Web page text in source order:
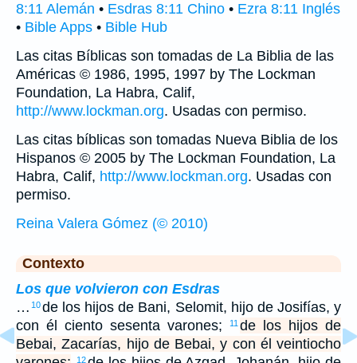
8:11 Alemán • Esdras 8:11 Chino • Ezra 8:11 Inglés
• Bible Apps • Bible Hub
Las citas Bíblicas son tomadas de La Biblia de las
Américas © 1986, 1995, 1997 by The Lockman
Foundation, La Habra, Calif,
http://www.lockman.org. Usadas con permiso.
Las citas bíblicas son tomadas Nueva Biblia de los
Hispanos © 2005 by The Lockman Foundation, La
Habra, Calif, http://www.lockman.org. Usadas con
permiso.
Reina Valera Gómez (© 2010)
Contexto
Los que volvieron con Esdras
… 10de los hijos de Bani, Selomit, hijo de Josifías, y
con él ciento sesenta varones;
11 de los hijos de
Bebai, Zacarías, hijo de Bebai, y con él veintiocho
12